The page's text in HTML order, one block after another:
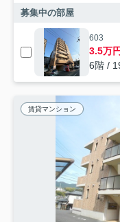
募集中の部屋
603
3.5万円
6階 /
賃貸マンション